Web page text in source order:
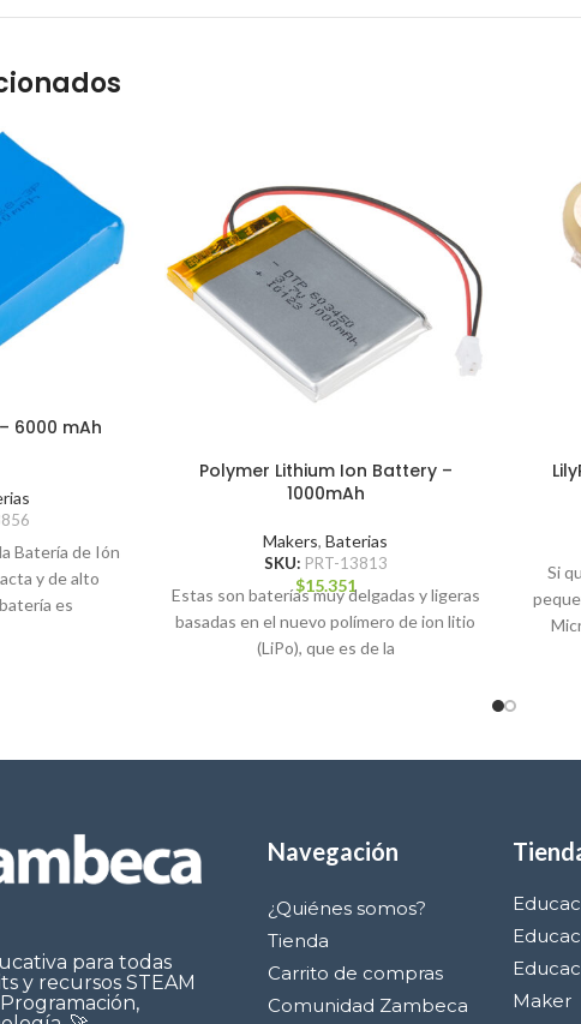
6000 mAh
Batería de Ión
y de alto
es
Polymer Lithium Ion Battery –
1000mAh
Makers, Baterias
SKU: PRT-13813
$15.351
Estas son baterías muy delgadas y ligeras
basadas en el nuevo polímero de ion litio
(LiPo), que es de la
Si
para todas
y recursos STEAM
Navegación
¿Quiénes somos?
Tienda
Carrito de compras
Comunidad Zambeca
Maker